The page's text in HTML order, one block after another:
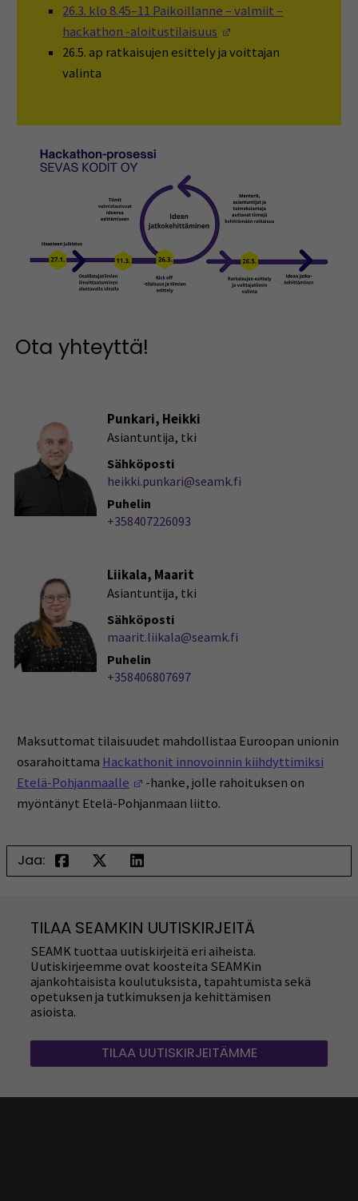
26.3. klo 8.45–11 Paikoillanne – valmiit –
hackathon -aloitustilaisuus
26.5. ap ratkaisujen esittely ja voittajan
valinta
Ota yhteyttä!
Punkari, Heikki
Asiantuntija, tki
Sähköposti
heikki.punkari@seamk.fi
Puhelin
+358407226093
Liikala, Maarit
Asiantuntija, tki
Sähköposti
maarit.liikala@seamk.fi
Puhelin
+358406807697
Maksuttomat tilaisuudet mahdollistaa Euroopan unionin
osarahoittama Hackathonit innovoinnin kiihdyttimiksi
Etelä-Pohjanmaalle
(Opens in a new window)
-hanke, jolle rahoituksen on
myöntänyt Etelä-Pohjanmaan liitto.
Jaa:
TILAA SEAMKIN UUTISKIRJEITÄ
SEAMK tuottaa uutiskirjeitä eri aiheista.
Uutiskirjeemme ovat koosteita SEAMKin
ajankohtaisista koulutuksista, tapahtumista sekä
opetuksen ja tutkimuksen ja kehittämisen
asioista.
TILAA UUTISKIRJEITÄMME